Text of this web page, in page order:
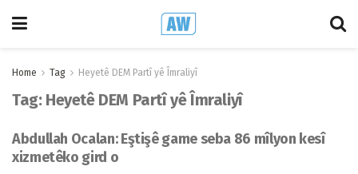
Home Tag Heyetê DEM Partî yê Îmraliyî
Tag: Heyetê DEM Partî yê Îmraliyî
Abdullah Ocalan: Eştişê game seba 86 mîlyon kesî
xizmetêko gird o